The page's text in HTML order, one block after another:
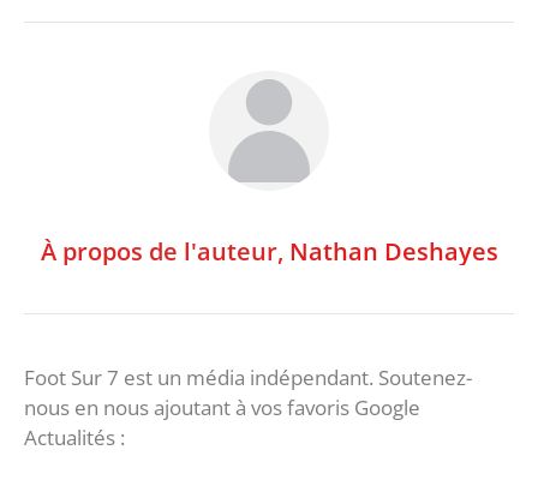
À propos de l'auteur, Nathan Deshayes
Foot Sur 7 est un média indépendant. Soutenez-
nous en nous ajoutant à vos favoris Google
Actualités :